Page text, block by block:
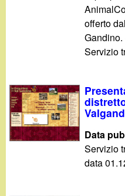
offerto
Gandino.
Servizio
Data
Servizio
data